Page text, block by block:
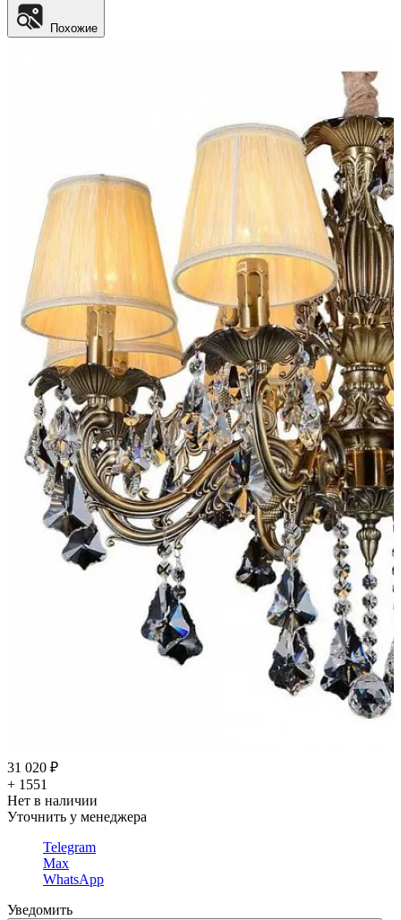
Похожие
31 020 ₽
+ 1551
Нет в наличии
Уточнить у менеджера
Telegram
Max
WhatsApp
Уведомить